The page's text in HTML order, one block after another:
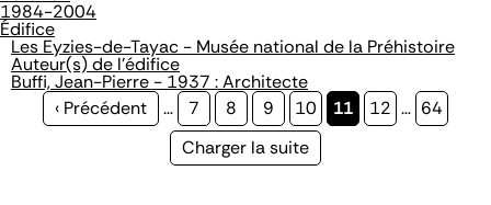
1984-2004
Édifice
Les Eyzies-de-Tayac - Musée national de la Préhistoire
Auteur(s) de l'édifice
Buffi, Jean-Pierre - 1937 : Architecte
Page
‹ Précédent … Page
7 Page
8 Page
9 Page
10
Page
11 Page
12 … Page
64
Page
Charger la suite